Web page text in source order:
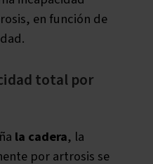
en función de
total por
la cadera, la
por artrosis se